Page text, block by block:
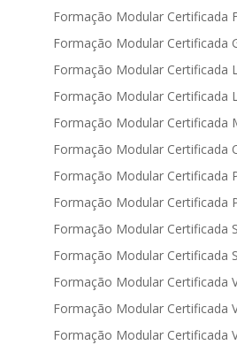
Formação Modular Certificada
Formação Modular Certificada
Formação Modular Certificada
Formação Modular Certificada
Formação Modular Certificada
Formação Modular Certificada
Formação Modular Certificada
Formação Modular Certificada
Formação Modular Certificada
Formação Modular Certificada
Formação Modular Certificada
Formação Modular Certificada
Formação Modular Certificada